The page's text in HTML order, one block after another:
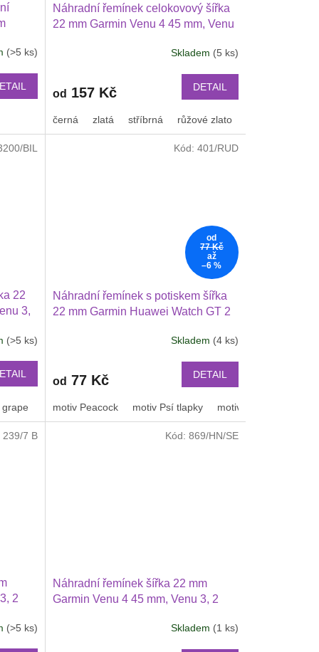
mm
(>5 ks)
Náhradní řemínek celokovový šířka
22 mm Garmin Venu 4 45 mm, Venu
mm PRO Xiaomi GTR 47 mm a další
Skladem (5 ks)
od 157 Kč DETAIL
černá zlatá stříbrná růžové zlato
tmavě zelená kovově šedá Pruhy duha černošedý
22
3,
(>5 ks)
nebeská modrá
BIL
od
77 Kč
až
–6 %
Náhradní řemínek s potiskem šířka
22 mm Garmin Huawei Watch GT 2
Skladem (4 ks)
od 77 Kč DETAIL
motiv Peacock motiv Psí tlapky motiv leopard
Kód: 401/RUD
2
47
(>5 ks)
239/7 B
Náhradní řemínek šířka 22 mm
Garmin Venu 4 45 mm, Venu 3, 2
mmPRO Xiaomi GTS GTR 42 mm
Skladem (1 ks)
Kód: 869/HN/SE